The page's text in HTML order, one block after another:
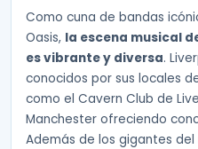
Como cuna de bandas
Oasis, la escena musical
es vibrante y diversa.
conocidos por sus locales
como el Cavern Club de
Manchester ofreciendo
Además de los gigantes